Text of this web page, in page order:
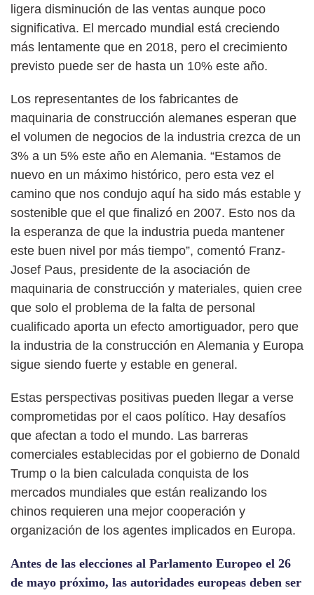
ligera disminución de las ventas aunque poco
significativa. El mercado mundial está creciendo
más lentamente que en 2018, pero el crecimiento
previsto puede ser de hasta un 10% este año.
Los representantes de los fabricantes de
maquinaria de construcción alemanes esperan que
el volumen de negocios de la industria crezca de un
3% a un 5% este año en Alemania. “Estamos de
nuevo en un máximo histórico, pero esta vez el
camino que nos condujo aquí ha sido más estable y
sostenible que el que finalizó en 2007. Esto nos da
la esperanza de que la industria pueda mantener
este buen nivel por más tiempo”, comentó Franz-
Josef Paus, presidente de la asociación de
maquinaria de construcción y materiales, quien cree
que solo el problema de la falta de personal
cualificado aporta un efecto amortiguador, pero que
la industria de la construcción en Alemania y Europa
sigue siendo fuerte y estable en general.
Estas perspectivas positivas pueden llegar a verse
comprometidas por el caos político. Hay desafíos
que afectan a todo el mundo. Las barreras
comerciales establecidas por el gobierno de Donald
Trump o la bien calculada conquista de los
mercados mundiales que están realizando los
chinos requieren una mejor cooperación y
organización de los agentes implicados en Europa.
Antes de las elecciones al Parlamento Europeo el 26
de mayo próximo, las autoridades europeas deben ser